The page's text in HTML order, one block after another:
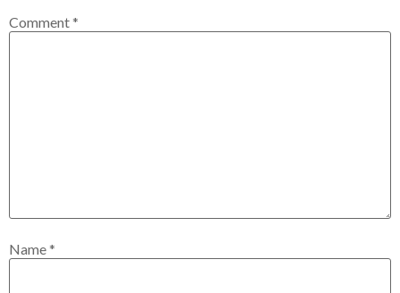
Comment*
Name*